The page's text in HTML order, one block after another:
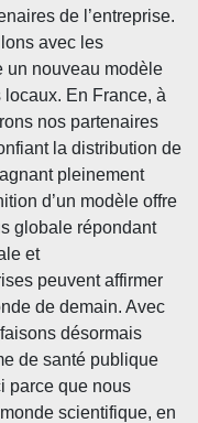
de l’entreprise.
avec les
un nouveau modèle
En France, à
nos partenaires
la distribution de
pleinement
d’un modèle offre
globale répondant
et
peuvent affirmer
de demain. Avec
désormais
de santé publique
parce que nous
scientifique, en